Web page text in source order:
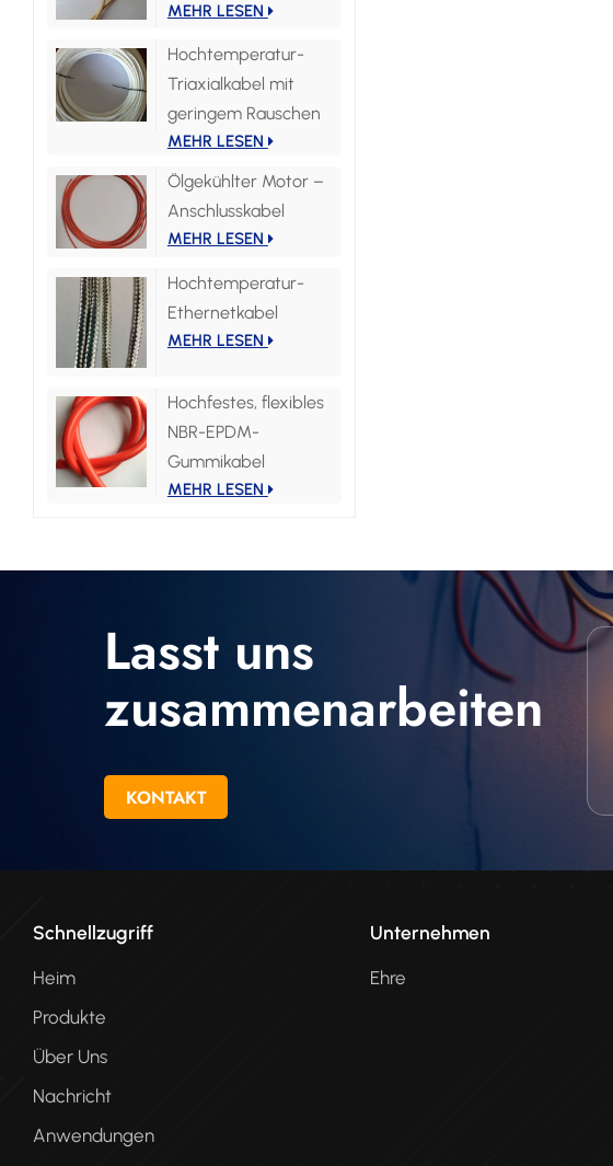
MEHR LESEN
Hochtemperatur-
Triaxialkabel mit
geringem Rauschen
MEHR LESEN
Ölgekühlter Motor –
Anschlusskabel
MEHR LESEN
Hochtemperatur-
Ethernetkabel
MEHR LESEN
Hochfestes, flexibles
NBR-EPDM-
Gummikabel
MEHR LESEN
Lasst uns
zusammenarbeiten
KONTAKT
Schnellzugriff
Heim
Produkte
Über Uns
Nachricht
Anwendungen
Unternehmen
Ehre